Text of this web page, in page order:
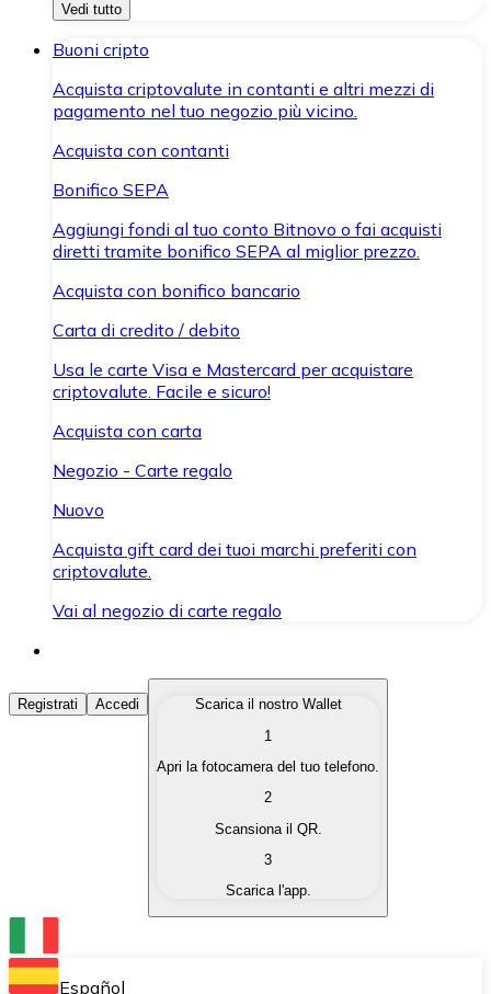
Vedi tutto
Buoni cripto
Acquista criptovalute in contanti e altri mezzi di
pagamento nel tuo negozio più vicino.
Acquista con contanti
Bonifico SEPA
Aggiungi fondi al tuo conto Bitnovo o fai acquisti
diretti tramite bonifico SEPA al miglior prezzo.
Acquista con bonifico bancario
Carta di credito / debito
Usa le carte Visa e Mastercard per acquistare
criptovalute. Facile e sicuro!
Acquista con carta
Negozio - Carte regalo
Nuovo
Acquista gift card dei tuoi marchi preferiti con
criptovalute.
Vai al negozio di carte regalo
Acquista Criptovalute
Acquista le criptovalute che ti interessano in modo
Converti le tue criptovalute in valuta fiat quando ne
Scambia una criptovaluta con un'altra
Conserva le tue cripto in un Wallet self-custodial.
Registrati Accedi
Scarica il nostro Wallet
1
Apri la fotocamera del tuo telefono.
2
Scansiona il QR.
3
Scarica l'app.
Español